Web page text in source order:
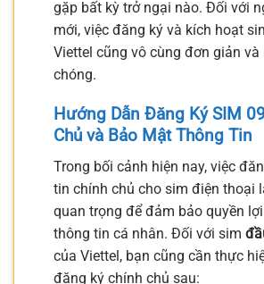
gặp bất kỳ trở ngại nào. Đối với
mới, việc đăng ký và kích hoạt
Viettel cũng vô cùng đơn giản và
chóng.
Hướng Dẫn Đăng Ký SIM
Chủ và Bảo Mật Thông Tin
Trong bối cảnh hiện nay, việc
tin chính chủ cho sim điện thoại
quan trọng để đảm bảo quyền
thông tin cá nhân. Đối với sim
của Viettel, bạn cũng cần thực
đăng ký chính chủ sau: